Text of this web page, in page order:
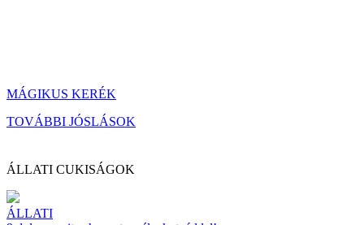
MÁGIKUS KERÉK
TOVÁBBI JÓSLÁSOK
ÁLLATI CUKISÁGOK
ÁLLATI